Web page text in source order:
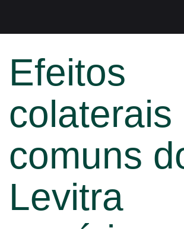
Efeitos
colaterais
comuns
Levitra